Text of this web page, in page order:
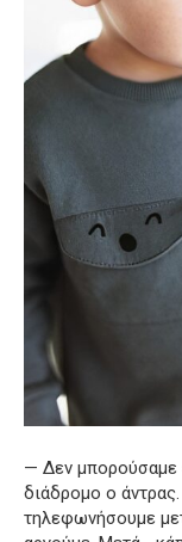
— Δεν μπορούσαμε
διάδρομο ο
τηλεφωνήσουμε